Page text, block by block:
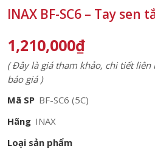
INAX BF-SC6 – Tay sen
1,210,000₫
( Đây là giá tham khảo, chi tiết liên
báo giá )
Mã SP BF-SC6 (5C)
Hãng INAX
Loại sản phẩm